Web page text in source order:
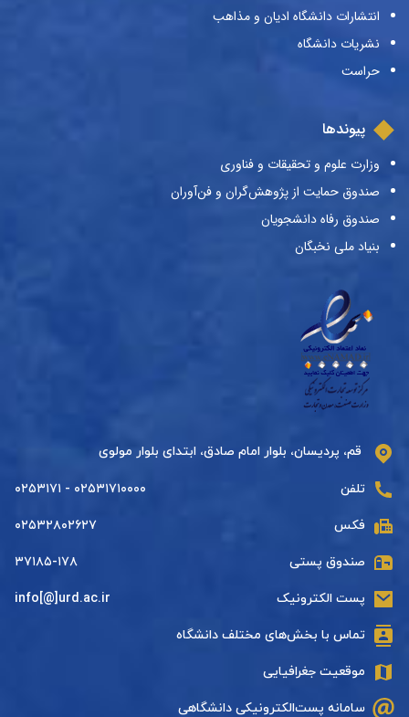
انتشارات دانشگاه ادیان و مذاهب
نشریات دانشگاه
حراست
پیوندها
وزارت علوم و تحقیقات و فناوری
صندوق حمایت از پژوهش‌گران و فن‌آوران
صندوق رفاه دانشجویان
بنیاد ملی نخبگان
قم، پردیسان، بلوار امام صادق، ابتدای بلوار مولوی
تلفن ۰۲۵۳۱۷۱۰۰۰۰ - ۰۲۵۳۱۷۱
فکس ۰۲۵۳۲۸۰۲۶۲۷
صندوق پستی ۳۷۱۸۵-۱۷۸
پست الکترونیک info[@]urd.ac.ir
تماس با بخش‌های مختلف دانشگاه
موقعیت جغرافیایی
سامانه پست‌الکترونیکی دانشگاهی